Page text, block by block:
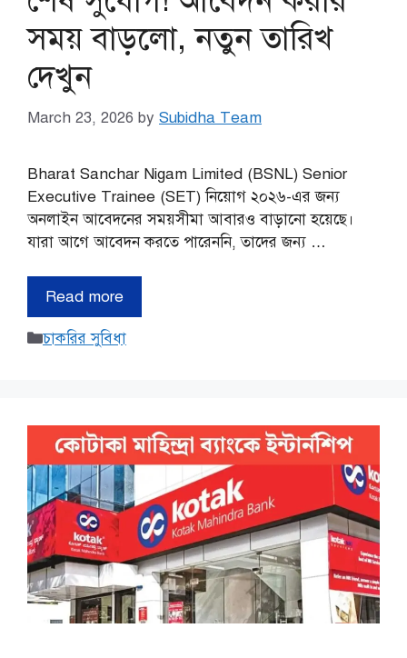
সময় বাড়লো, নতুন তারিখ
দেখুন
March 23, 2026 by Subidha Team
Bharat Sanchar Nigam Limited (BSNL) Senior
Executive Trainee (SET) নিয়োগ ২০২৬-এর জন্য
অনলাইন আবেদনের সময়সীমা আবারও বাড়ানো হয়েছে।
যারা আগে আবেদন করতে পারেননি, তাদের জন্য …
Read more
Categories
চাকরির সুবিধা